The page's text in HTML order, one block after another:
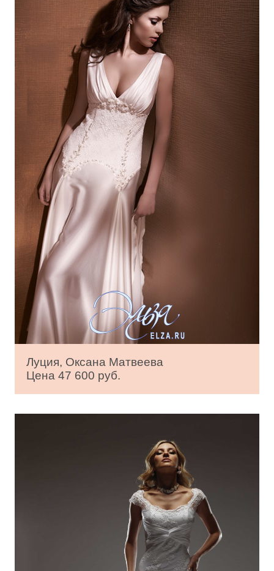
Луция, Оксана Матвеева
Цена 47 600 руб.